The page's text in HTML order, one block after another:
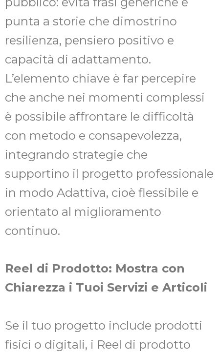
punta a storie che dimostrino
resilienza, pensiero positivo e
capacità di adattamento.
L’elemento chiave è far percepire
che anche nei momenti complessi
è possibile affrontare le difficoltà
con metodo e consapevolezza,
integrando strategie che
supportino il progetto professionale
in modo Adattiva, cioè flessibile e
orientato al miglioramento
continuo.
Reel di Prodotto: Mostra con
Chiarezza i Tuoi Servizi e Articoli
Se il tuo progetto include prodotti
fisici o digitali, i Reel di prodotto